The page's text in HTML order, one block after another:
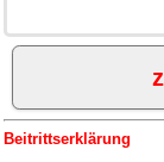
Beitrittserklärung